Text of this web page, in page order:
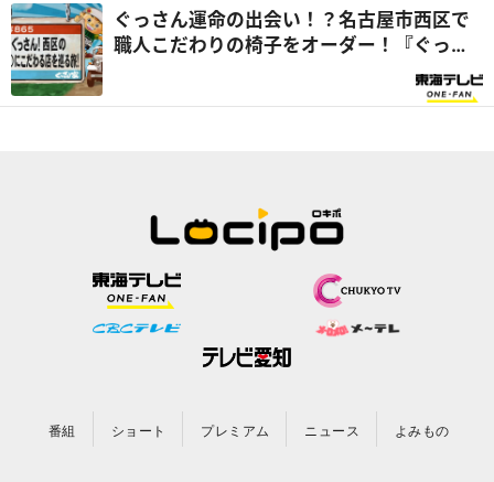
ぐっさん運命の出会い！？名古屋市西区で
職人こだわりの椅子をオーダー！『ぐっさ
番組 ショート プレミアム ニュース よみもの